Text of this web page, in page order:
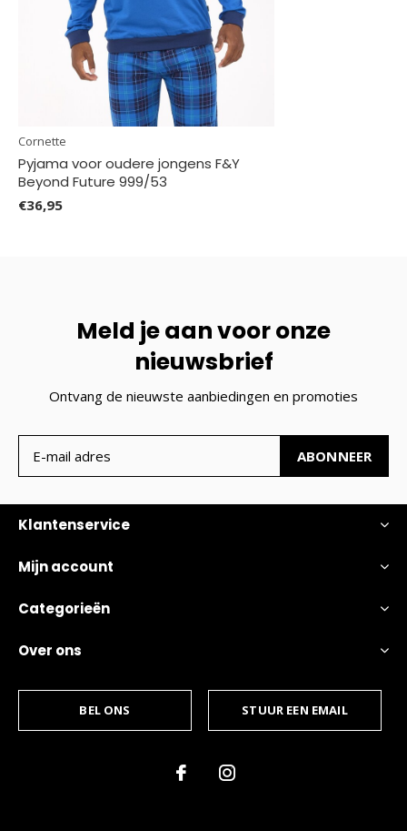
Cornette
Pyjama voor oudere jongens F&Y
Beyond Future 999/53
€36,95
Meld je aan voor onze
nieuwsbrief
Ontvang de nieuwste aanbiedingen en promoties
ABONNEER
Klantenservice
Mijn account
Categorieën
Over ons
BEL ONS STUUR EEN EMAIL